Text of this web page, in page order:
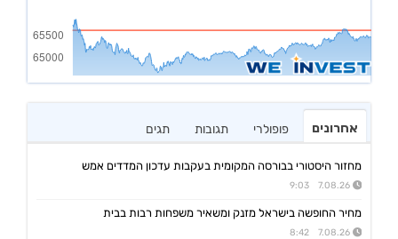
אחרונים פופולרי תגובות תגים
מחזור היסטורי בבורסה המקומית בעקבות עדכון המדדים אמש
7.08.26 9:03
מחיר החופשה בישראל מזנק ומשאיר משפחות רבות בבית
7.08.26 8:42